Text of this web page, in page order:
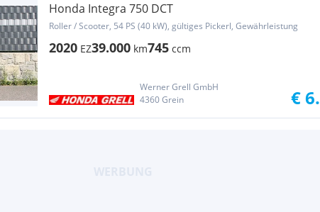
Honda Integra 750 DCT
Roller / Scooter, 54 PS (40 kW), gültiges Pickerl, Gewährleistung
2020 EZ39.000 km745 ccm
Werner Grell GmbH
4360 Grein
€